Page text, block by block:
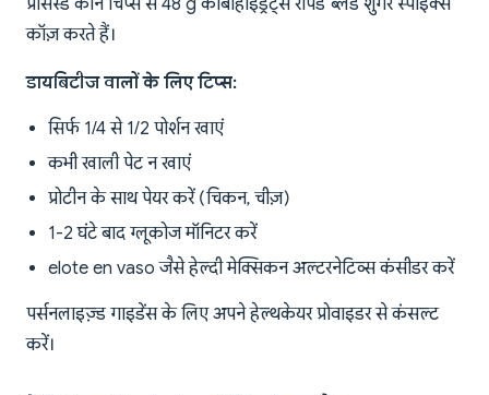
प्रोसेस्ड कॉर्न चिप्स से 48 g कार्बोहाइड्रेट्स रैपिड ब्लड शुगर स्पाइक्स
कॉज़ करते हैं।
डायबिटीज वालों के लिए टिप्स:
सिर्फ 1/4 से 1/2 पोर्शन खाएं
कभी खाली पेट न खाएं
प्रोटीन के साथ पेयर करें (चिकन, चीज़)
1-2 घंटे बाद ग्लूकोज मॉनिटर करें
elote en vaso जैसे हेल्दी मेक्सिकन अल्टरनेटिव्स कंसीडर करें
पर्सनलाइज़्ड गाइडेंस के लिए अपने हेल्थकेयर प्रोवाइडर से कंसल्ट
करें।